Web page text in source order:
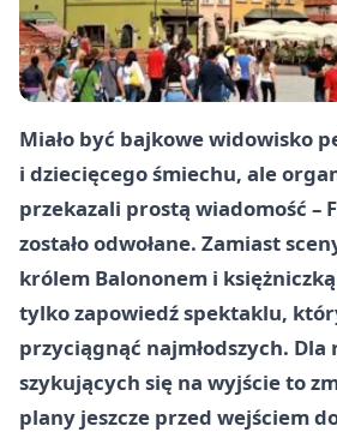
Miało być bajkowe widowisko
i dziecięcego śmiechu, ale
przekazali prostą wiadomość –
zostało odwołane. Zamiast
królem Balononem i
tylko zapowiedź spektaklu,
przyciągnąć najmłodszych. Dla
szykujących się na wyjście to
plany jeszcze przed wejściem